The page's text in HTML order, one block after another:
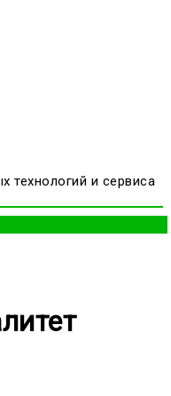
технологий и сервиса